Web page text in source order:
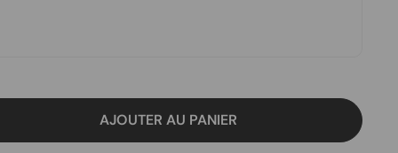
AJOUTER AU PANIER